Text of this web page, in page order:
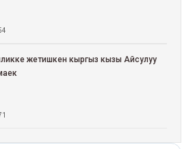
жетишкен кыргыз кызы Айсулуу